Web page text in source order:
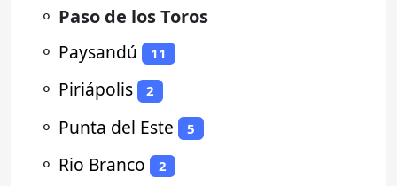
⚬ Paso de los Toros
⚬ Paysandú 11
⚬ Piriápolis 2
⚬ Punta del Este 5
⚬ Rio Branco 2